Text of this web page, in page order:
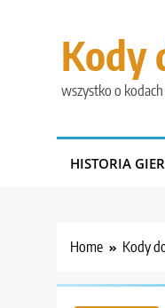
Kody
wszystko o
HISTORIA
Home Kody